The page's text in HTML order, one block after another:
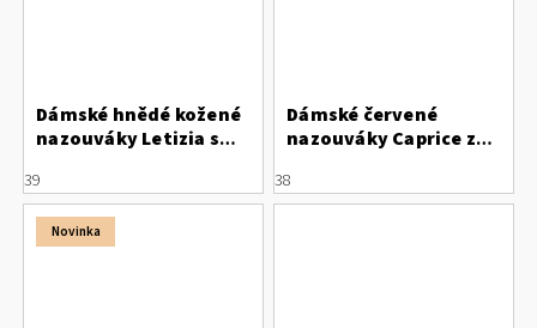
Dámské hnědé kožené
nazouváky Letizia s
39
Dámské červené
nazouváky Caprice z
38
Novinka